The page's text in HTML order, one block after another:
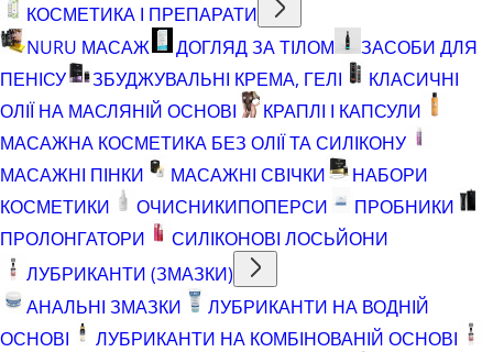
КОСМЕТИКА І ПРЕПАРАТИ
NURU МАСАЖ
ДОГЛЯД ЗА ТІЛОМ
ЗАСОБИ ДЛЯ
ПЕНІСУ
ЗБУДЖУВАЛЬНІ КРЕМА, ГЕЛІ
КЛАСИЧНІ
ОЛІЇ НА МАСЛЯНІЙ ОСНОВІ
КРАПЛІ І КАПСУЛИ
МАСАЖНА КОСМЕТИКА БЕЗ ОЛІЇ ТА СИЛІКОНУ
МАСАЖНІ ПІНКИ
МАСАЖНІ СВІЧКИ
НАБОРИ
КОСМЕТИКИ
ОЧИСНИКИПОПЕРСИ
ПРОБНИКИ
ПРОЛОНГАТОРИ
СИЛІКОНОВІ ЛОСЬЙОНИ
ЛУБРИКАНТИ (ЗМАЗКИ)
АНАЛЬНІ ЗМАЗКИ
ЛУБРИКАНТИ НА ВОДНІЙ
ОСНОВІ
ЛУБРИКАНТИ НА КОМБІНОВАНІЙ ОСНОВІ